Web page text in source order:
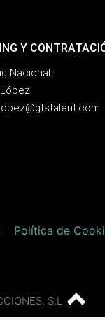
Y
Nacional:
Política de
S.L